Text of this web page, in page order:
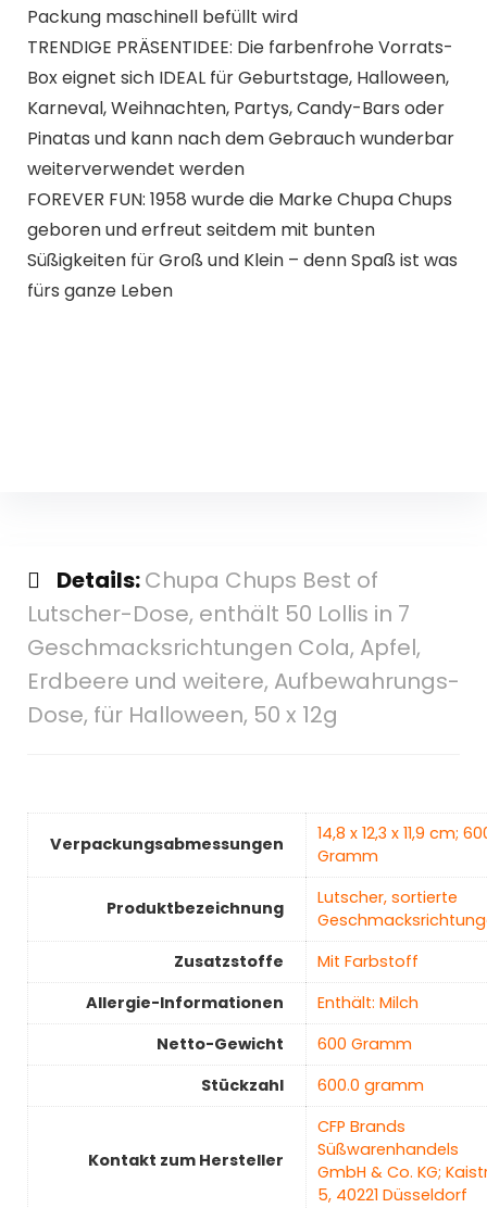
Packung maschinell befüllt wird
TRENDIGE PRÄSENTIDEE: Die farbenfrohe Vorrats-
Box eignet sich IDEAL für Geburtstage, Halloween,
Karneval, Weihnachten, Partys, Candy-Bars oder
Pinatas und kann nach dem Gebrauch wunderbar
weiterverwendet werden
FOREVER FUN: 1958 wurde die Marke Chupa Chups
geboren und erfreut seitdem mit bunten
Süßigkeiten für Groß und Klein – denn Spaß ist was
fürs ganze Leben
Details:Chupa Chups Best of
Lutscher-Dose, enthält 50 Lollis in 7
Geschmacksrichtungen Cola, Apfel,
Erdbeere und weitere, Aufbewahrungs-
Dose, für Halloween, 50 x 12g
Verpackungsabmessungen
‎14,8 x 12,3 x 11,9 cm;
Gramm
Produktbezeichnung
‎Lutscher, sortierte
Zusatzstoffe
‎Mit Farbstoff
Allergie-Informationen
‎Enthält: Milch
Netto-Gewicht
‎600 Gramm
Stückzahl
‎600.0 gramm
Kontakt zum Hersteller
‎CFP Brands
Süßwarenhandels
GmbH & Co. KG;
5, 40221 Düsseldorf